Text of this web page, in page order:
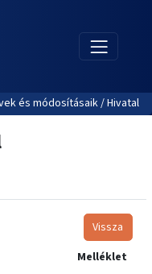
és módosításaik / Hivatal
Vissza
Melléklet